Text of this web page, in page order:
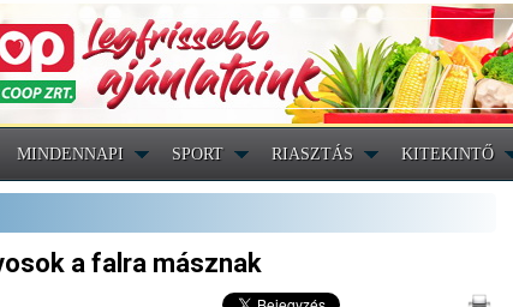
MINDENNAPI SPORT RIASZTÁS KITEKINTŐ
a falra másznak